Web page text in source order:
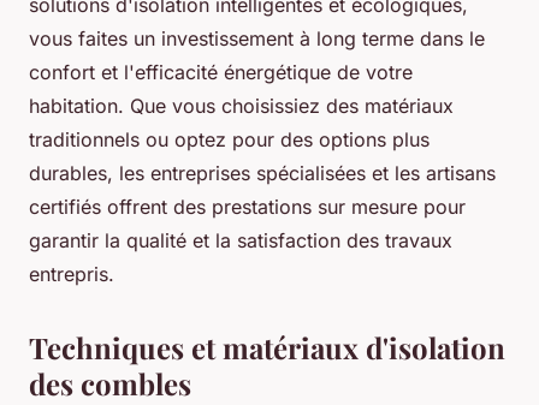
solutions d'isolation intelligentes et écologiques,
vous faites un investissement à long terme dans le
confort et l'efficacité énergétique de votre
habitation. Que vous choisissiez des matériaux
traditionnels ou optez pour des options plus
durables, les entreprises spécialisées et les artisans
certifiés offrent des prestations sur mesure pour
garantir la qualité et la satisfaction des travaux
entrepris.
Techniques et matériaux d'isolation
des combles